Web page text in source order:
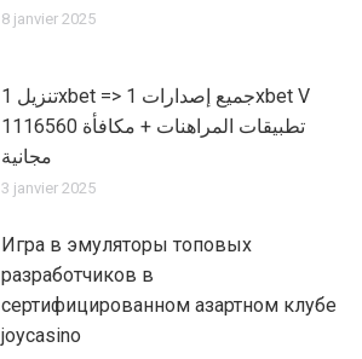
8 janvier 2025
تنزيل 1xbet => جميع إصدارات 1xbet V
1116560 تطبيقات المراهنات + مكافأة
مجانية
3 janvier 2025
Игра в эмуляторы топовых
разработчиков в
сертифицированном азартном клубе
joycasino